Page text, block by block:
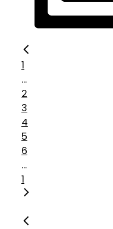
1
...
2
3
4
5
6
...
1